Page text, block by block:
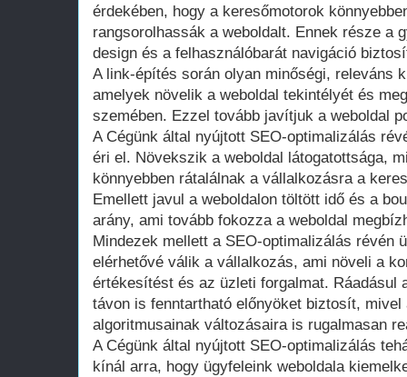
érdekében, hogy a keresőmotorok
rangsorolhassák a weboldalt. Ennek része a
design és a felhasználóbarát navigáció
A link-építés során olyan minőségi, releváns
amelyek növelik a weboldal tekintélyét és
szemében. Ezzel tovább javítjuk a weboldal
A Cégünk által nyújtott SEO-optimalizálás
éri el. Növekszik a weboldal látogatottsága,
könnyebben rátalálnak a vállalkozásra a
Emellett javul a weboldalon töltött idő és a
arány, ami tovább fokozza a weboldal
Mindezek mellett a SEO-optimalizálás révén
elérhetővé válik a vállalkozás, ami növeli a
értékesítést és az üzleti forgalmat. Ráadásul
távon is fenntartható előnyöket biztosít, mivel
algoritmusainak változásaira is rugalmasan
A Cégünk által nyújtott SEO-optimalizálás
kínál arra, hogy ügyfeleink weboldala